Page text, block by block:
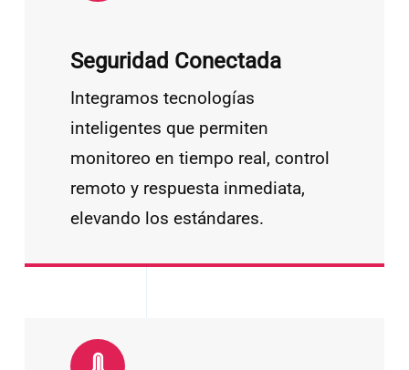
Seguridad Conectada
Integramos tecnologías
inteligentes que permiten
monitoreo en tiempo real, control
remoto y respuesta inmediata,
elevando los estándares.